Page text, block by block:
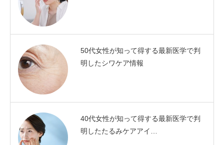
50代女性が知って得する最新医学で判
明したシワケア情報
40代女性が知って得する最新医学で判
明したたるみケアアイ…